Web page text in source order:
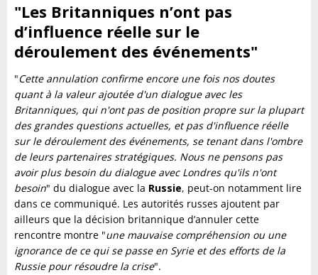
"Les Britanniques n’ont pas
d’influence réelle sur le
déroulement des événements"
"Cette annulation confirme encore une fois nos doutes
quant à la valeur ajoutée d'un dialogue avec les
Britanniques, qui n'ont pas de position propre sur la plupart
des grandes questions actuelles, et pas d'influence réelle
sur le déroulement des événements, se tenant dans l'ombre
de leurs partenaires stratégiques. Nous ne pensons pas
avoir plus besoin du dialogue avec Londres qu'ils n'ont
besoin" du dialogue avec la Russie, peut-on notamment lire
dans ce communiqué. Les autorités russes ajoutent par
ailleurs que la décision britannique d’annuler cette
rencontre montre "une mauvaise compréhension ou une
ignorance de ce qui se passe en Syrie et des efforts de la
Russie pour résoudre la crise".